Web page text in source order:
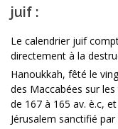
juif :
Le calendrier juif
directement à la
Hanoukkah, fêté le
des Maccabées sur les
de 167 à 165 av. è.c,
Jérusalem sanctifié par